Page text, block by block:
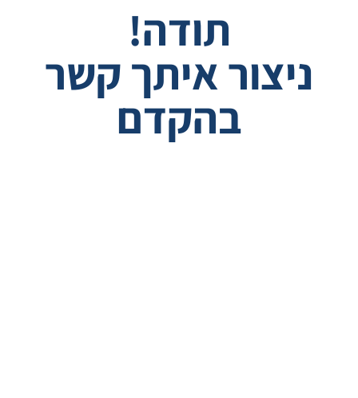
תודה!
ניצור איתך קשר
בהקדם